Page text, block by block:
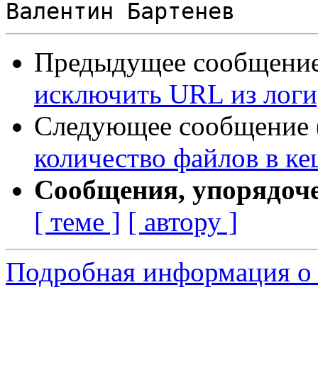
Предыдущее
исключить URL из
Следующее сообщение
количество файлов в
Сообщения,
[ теме ] [ автору ]
Подробная информация